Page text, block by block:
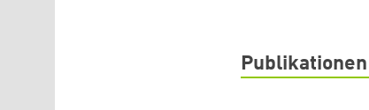
Publikationen